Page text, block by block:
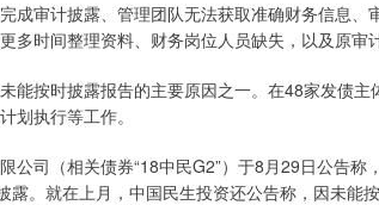
成审计披露、管理团队无法获取准确财务信息
多时间整理资料、财务岗位人员缺失，以及原审
能按时披露报告的主要原因之一。在48家发债
划执行等工作。
公司（相关债券“18中民G2”）于8月29日公告
露。就在上月，中国民生投资还公告称，因未能